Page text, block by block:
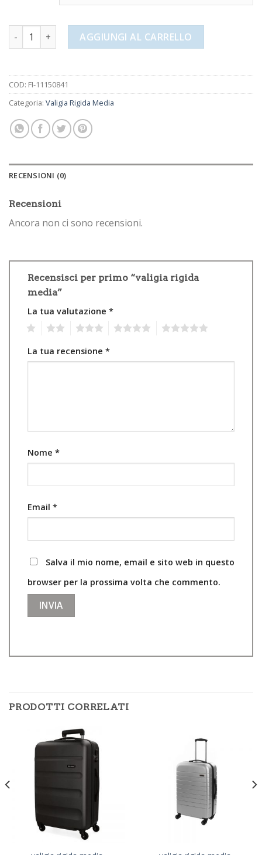
valigia rigida media quantitàAGGIUNGI AL CARRELLO
COD: FI-11150841
Categoria: Valigia Rigida Media
RECENSIONI (0)
Recensioni
Ancora non ci sono recensioni.
Recensisci per primo “valigia rigida
media”
La tua valutazione *
La tua recensione *
Nome *
Email *
Salva il mio nome, email e sito web in questo
browser per la prossima volta che commento.
PRODOTTI CORRELATI